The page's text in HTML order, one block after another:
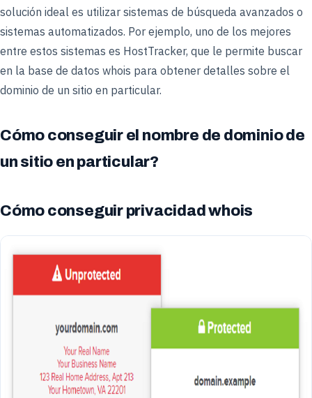
solución ideal es utilizar sistemas de búsqueda avanzados o
sistemas automatizados. Por ejemplo, uno de los mejores
entre estos sistemas es HostTracker, que le permite buscar
en la base de datos whois para obtener detalles sobre el
dominio de un sitio en particular.
Cómo conseguir el nombre de dominio de
un sitio en particular?
Cómo conseguir privacidad whois